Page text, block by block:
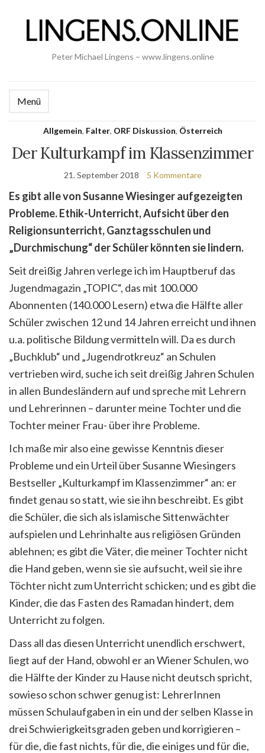
Peter Michael Lingens – www.lingens.online
Menü
Allgemein, Falter, ORF Diskussion, Österreich
Der Kulturkampf im Klassenzimmer
21. September 2018 5 Kommentare
Es gibt alle von Susanne Wiesinger aufgezeigten
Probleme. Ethik-Unterricht, Aufsicht über den
Religionsunterricht, Ganztagsschulen und
„Durchmischung“ der Schüler könnten sie lindern.
Seit dreißig Jahren verlege ich im Hauptberuf das
Jugendmagazin „TOPIC“, das mit 100.000
Abonnenten (140.000 Lesern) etwa die Hälfte aller
Schüler zwischen 12 und 14 Jahren erreicht und ihnen
u.a. politische Bildung vermitteln will. Da es durch
„Buchklub“ und „Jugendrotkreuz“ an Schulen
vertrieben wird, suche ich seit dreißig Jahren Schulen
in allen Bundesländern auf und spreche mit Lehrern
und Lehrerinnen – darunter meine Tochter und die
Tochter meiner Frau- über ihre Probleme.
Ich maße mir also eine gewisse Kenntnis dieser
Probleme und ein Urteil über Susanne Wiesingers
Bestseller „Kulturkampf im Klassenzimmer“ an: er
findet genau so statt, wie sie ihn beschreibt. Es gibt
die Schüler, die sich als islamische Sittenwächter
aufspielen und Lehrinhalte aus religiösen Gründen
ablehnen; es gibt die Väter, die meiner Tochter nicht
die Hand geben, wenn sie sie aufsucht, weil sie ihre
Töchter nicht zum Unterricht schicken; und es gibt die
Kinder, die das Fasten des Ramadan hindert, dem
Unterricht zu folgen.
Dass all das diesen Unterricht unendlich erschwert,
liegt auf der Hand, obwohl er an Wiener Schulen, wo
die Hälfte der Kinder zu Hause nicht deutsch spricht,
sowieso schon schwer genug ist: LehrerInnen
müssen Schulaufgaben in ein und der selben Klasse in
drei Schwierigkeitsgraden geben und korrigieren –
für die, die fast nichts, für die, die einiges und für die,